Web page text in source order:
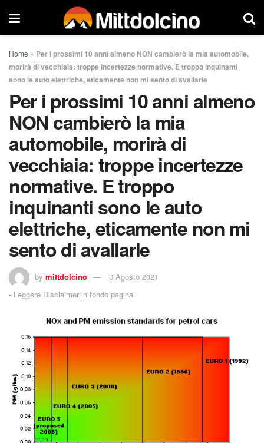
Home » Per i prossimi 10 anni almeno NON cambierò la mia automobile,
morirà di vecchiaia: troppe incertezze normative. E troppo inquinanti
sono le auto elettriche, eticamente non mi sento di avallarle
Per i prossimi 10 anni almeno
NON cambierò la mia
automobile, morirà di
vecchiaia: troppe incertezze
normative. E troppo
inquinanti sono le auto
elettriche, eticamente non mi
sento di avallarle
by mittdolcino
3 Agosto 2021
- Leggere Disclaimer in fondo pagina